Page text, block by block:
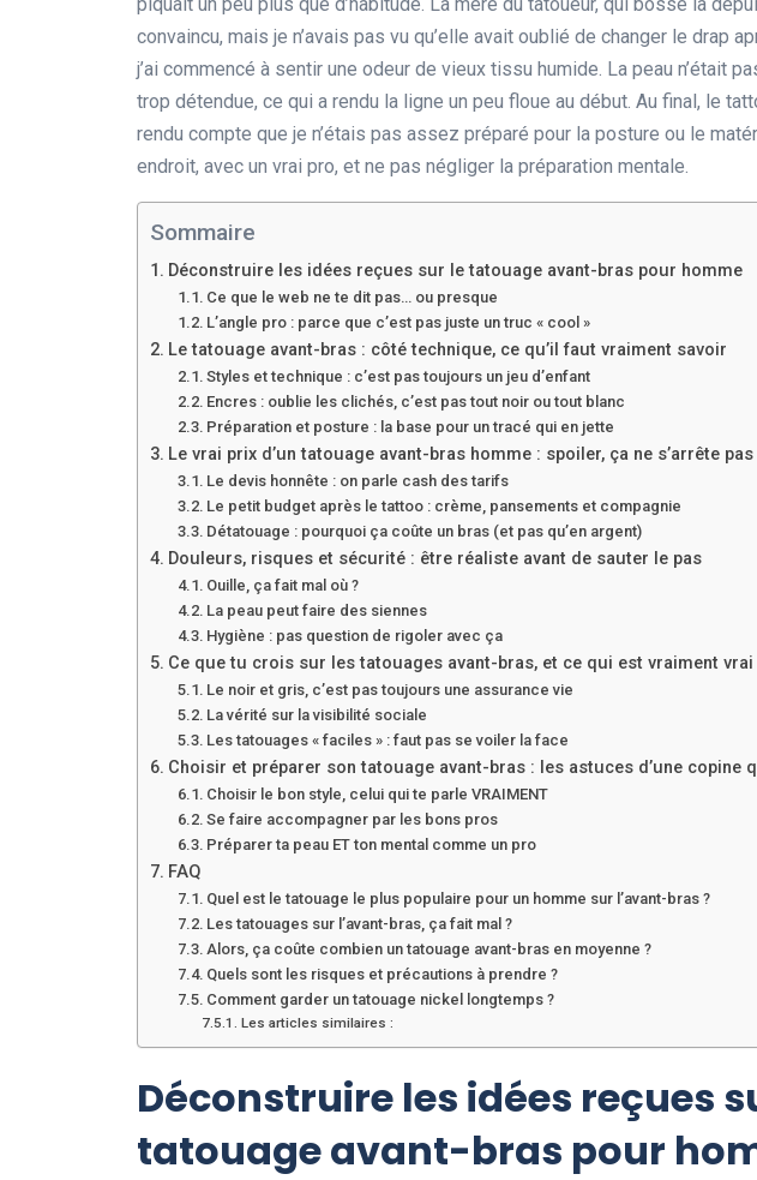
convaincu, mais je n’avais pas vu qu’elle avait oublié de changer le drap
j’ai commencé à sentir une odeur de vieux tissu humide. La peau n’était
trop détendue, ce qui a rendu la ligne un peu floue au début. Au final, le
rendu compte que je n’étais pas assez préparé pour la posture ou le
endroit, avec un vrai pro, et ne pas négliger la préparation mentale.
Sommaire
Déconstruire les idées reçues sur le tatouage avant-bras pour homme
Ce que le web ne te dit pas… ou presque
L’angle pro : parce que c’est pas juste un truc « cool »
Le tatouage avant-bras : côté technique, ce qu’il faut vraiment savoir
Styles et technique : c’est pas toujours un jeu d’enfant
Encres : oublie les clichés, c’est pas tout noir ou tout blanc
Préparation et posture : la base pour un tracé qui en jette
Le vrai prix d’un tatouage avant-bras homme : spoiler, ça ne s’arrête
Le devis honnête : on parle cash des tarifs
Le petit budget après le tattoo : crème, pansements et compagnie
Détatouage : pourquoi ça coûte un bras (et pas qu’en argent)
Douleurs, risques et sécurité : être réaliste avant de sauter le pas
Ouille, ça fait mal où ?
La peau peut faire des siennes
Hygiène : pas question de rigoler avec ça
Ce que tu crois sur les tatouages avant-bras, et ce qui est vraiment vrai
Le noir et gris, c’est pas toujours une assurance vie
La vérité sur la visibilité sociale
Les tatouages « faciles » : faut pas se voiler la face
Choisir et préparer son tatouage avant-bras : les astuces d’une copine
Choisir le bon style, celui qui te parle VRAIMENT
Se faire accompagner par les bons pros
Préparer ta peau ET ton mental comme un pro
FAQ
Quel est le tatouage le plus populaire pour un homme sur l’avant-bras ?
Les tatouages sur l’avant-bras, ça fait mal ?
Alors, ça coûte combien un tatouage avant-bras en moyenne ?
Quels sont les risques et précautions à prendre ?
Comment garder un tatouage nickel longtemps ?
Les articles similaires :
Déconstruire les idées reçues
tatouage avant-bras pour
?